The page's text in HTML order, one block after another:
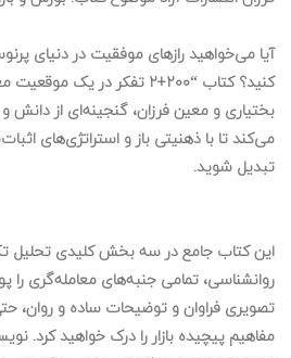
آیا می‌خواهید رازهای موفقیت در دنیای
کنید؟ کتاب “۲۰۰+۲ تفکر در
بختیاری و معین فرزان، گنجینه‌ای از
می‌کند تا با ذهنیتی باز و استراتژی‌های
تبدیل شوید.
این کتاب جامع در سه بخش کلیدی تحلیل
روانشناسی، تمامی جنبه‌های معامله‌گری
تصویری فراوان و توضیحات ساده و روان،
مفاهیم پیچیده بازار را درک خواهید کرد.